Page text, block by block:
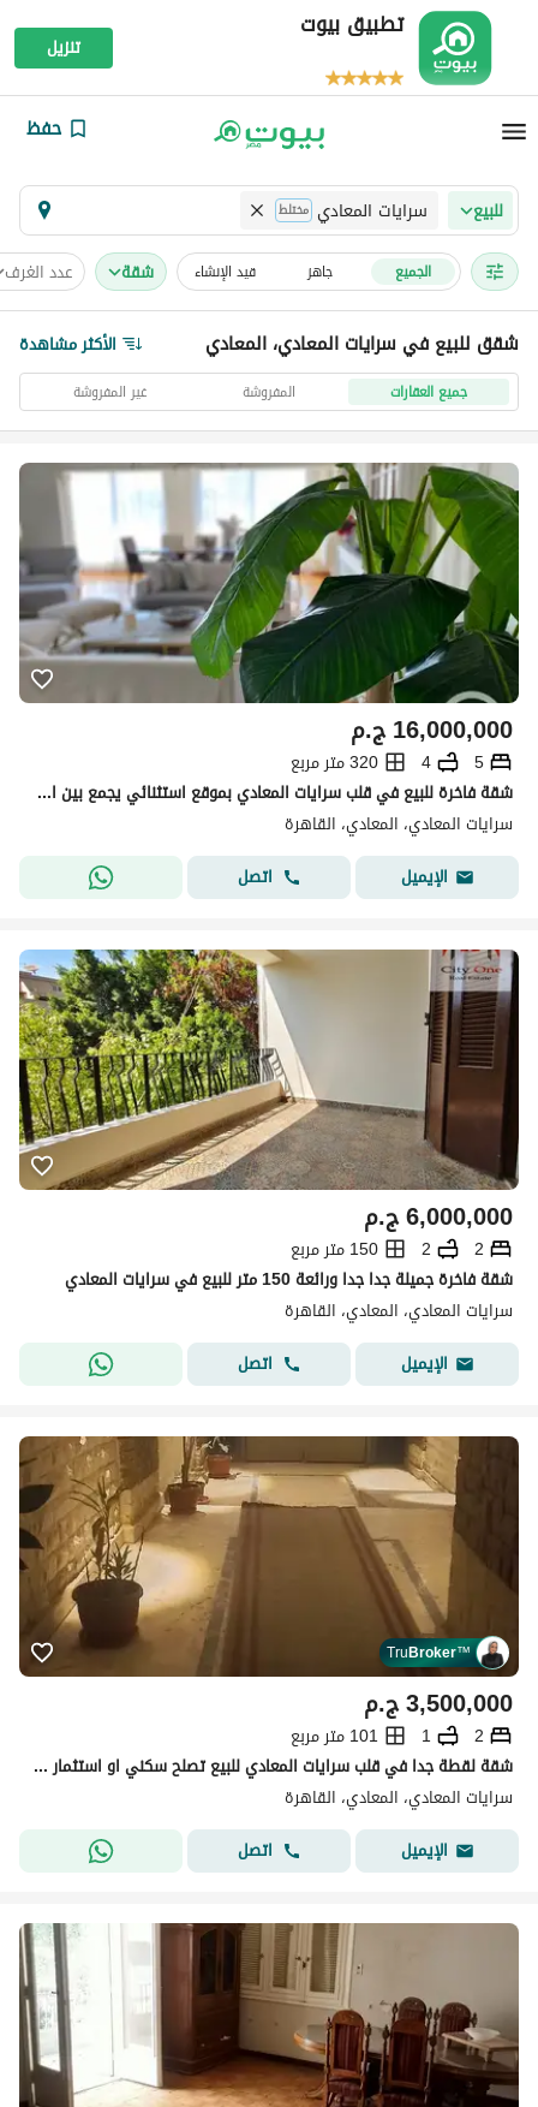
تطبيق بيوت
تنزيل
حفظ
للبيع سرايات المعادي مختلط
الجميع جاهز قيد الإنشاء شقة عدد الغرف
شقق للبيع في سرايات المعادي، المعادي الأكثر مشاهدة
جميع العقارات المفروشة غير المفروشة
ج.م16,000,000
5
4
320 متر مربع
شقة فاخرة للبيع في قلب سرايات المعادي بموقع استثنائي يجمع بين الهدوء والرقي وقرب جميع الخدمات والمحاور الرئيسية، تشطيب مميز ومساحات استقبال واسعة وإطل
سرايات المعادي، المعادي، القاهرة
الإيميل
اتصل
ج.م6,000,000
2
2
150 متر مربع
شقة فاخرة جميلة جدا جدا ورائعة 150 متر للبيع في سرايات المعادي
سرايات المعادي، المعادي، القاهرة
الإيميل
اتصل
TruBroker™
ج.م3,500,000
2
1
101 متر مربع
شقة لقطة جدا في قلب سرايات المعادي للبيع تصلح سكني او استثمار بعائد شهري .
سرايات المعادي، المعادي، القاهرة
الإيميل
اتصل